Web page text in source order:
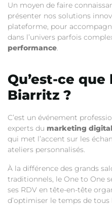
Un moyen de faire
présenter nos solutions
plateforme, pour
dans l’univers parfois
performance.
Qu’est-ce
Biarritz ?
C’est un événement
experts du marketing digital
qui met l’accent sur les
ateliers personnalisés.
À la différence des grands
traditionnels, le One to One
ses RDV en tête-en-tête
d’optimiser le temps de tous